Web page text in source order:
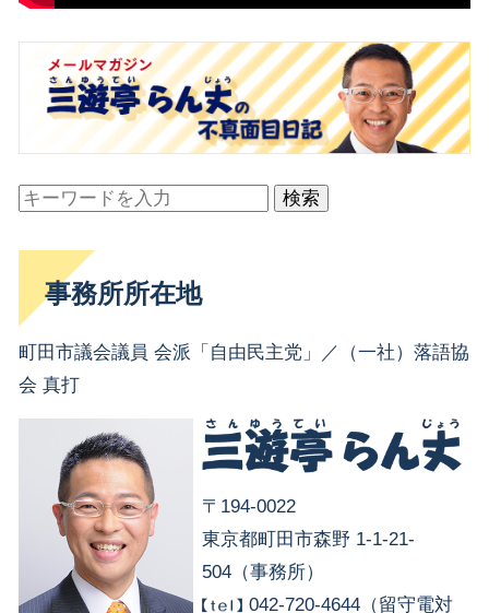
検索
事務所所在地
町田市議会議員 会派「自由民主党」／（一社）落語協
会 真打
〒194-0022
東京都町田市森野 1-1-21-
504（事務所）
042-720-4644（留守電対